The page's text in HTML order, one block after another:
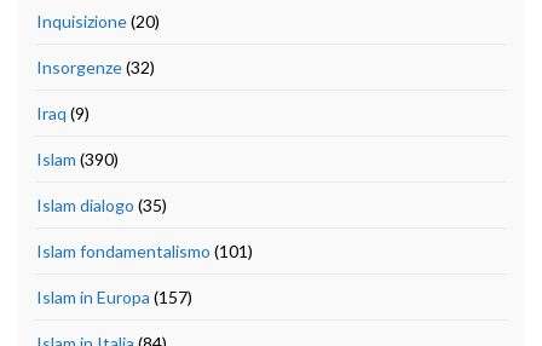
Inquisizione(20)
Insorgenze(32)
Iraq (9)
Islam (390)
Islam dialogo (35)
Islam fondamentalismo (101)
Islam in Europa (157)